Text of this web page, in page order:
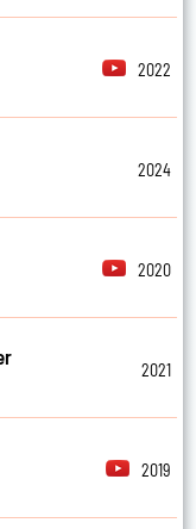
2022
2024
2020
2021
2019